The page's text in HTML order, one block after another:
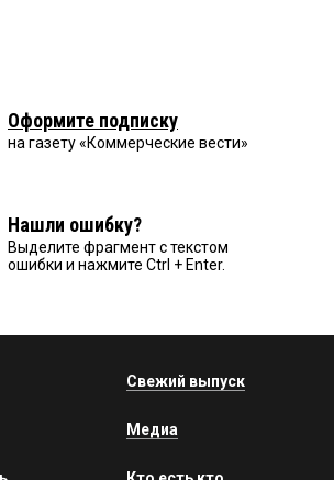
Оформите подписку
на газету «Коммерческие вести»
Нашли ошибку?
Выделите фрагмент с текстом
ошибки и нажмите Ctrl + Enter.
Свежий выпуск
Медиа